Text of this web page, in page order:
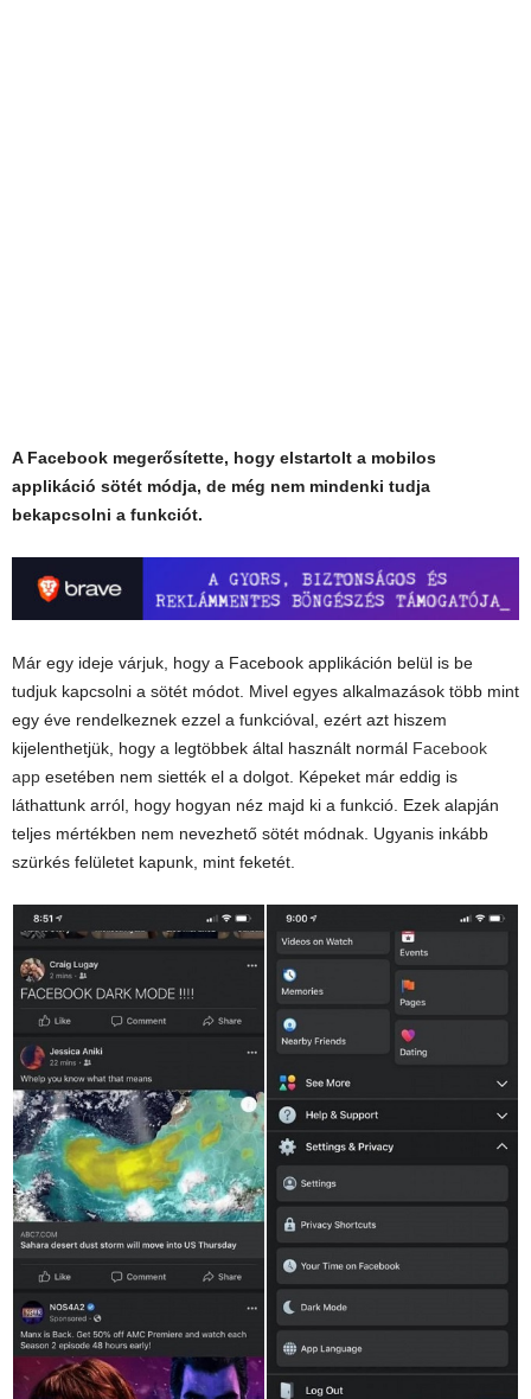
A Facebook megerősítette, hogy elstartolt a mobilos
applikáció sötét módja, de még nem mindenki tudja
bekapcsolni a funkciót.
Már egy ideje várjuk, hogy a Facebook applikáción belül is be
tudjuk kapcsolni a sötét módot. Mivel egyes alkalmazások több mint
egy éve rendelkeznek ezzel a funkcióval, ezért azt hiszem
kijelenthetjük, hogy a legtöbbek által használt normál Facebook
app esetében nem siették el a dolgot. Képeket már eddig is
láthattunk arról, hogy hogyan néz majd ki a funkció. Ezek alapján
teljes mértékben nem nevezhető sötét módnak. Ugyanis inkább
szürkés felületet kapunk, mint feketét.